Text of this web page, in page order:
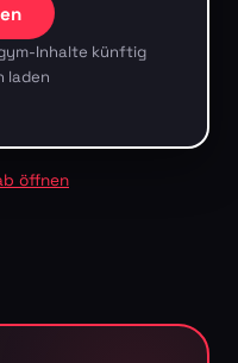
Inhalte künftig
laden
öffnen